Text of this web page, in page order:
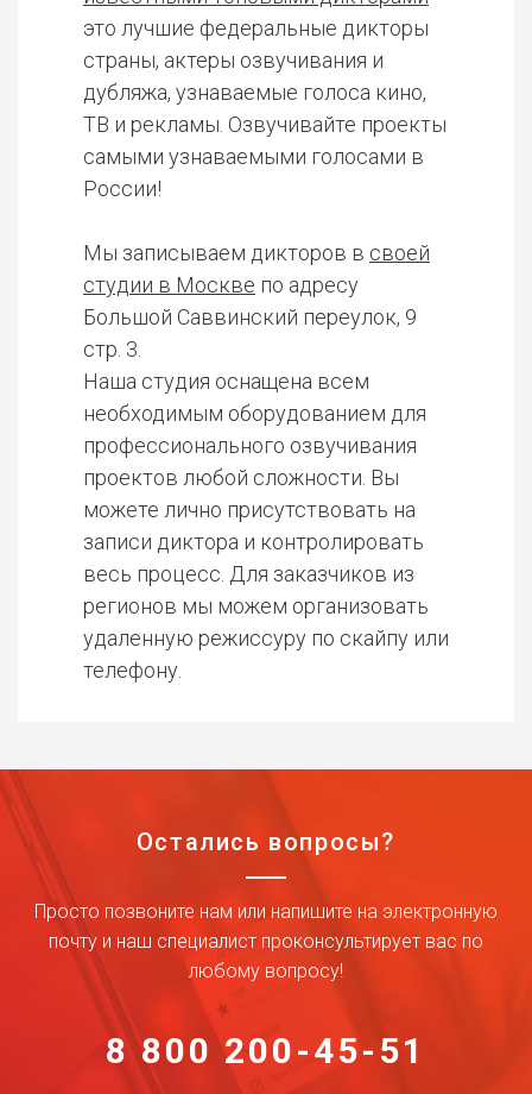
это лучшие федеральные дикторы
страны, актеры озвучивания и
дубляжа, узнаваемые голоса кино,
ТВ и рекламы. Озвучивайте проекты
самыми узнаваемыми голосами в
России!
Мы записываем дикторов в своей
студии в Москве по адресу
Большой Саввинский переулок, 9
стр. 3.
Наша студия оснащена всем
необходимым оборудованием для
профессионального озвучивания
проектов любой сложности. Вы
можете лично присутствовать на
записи диктора и контролировать
весь процесс. Для заказчиков из
регионов мы можем организовать
удаленную режиссуру по скайпу или
телефону.
Остались вопросы?
Просто позвоните нам или напишите на электронную
почту и наш специалист проконсультирует вас по
любому вопросу!
8 800 200-45-51